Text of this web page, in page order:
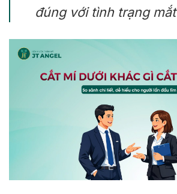
đúng với tình trạng